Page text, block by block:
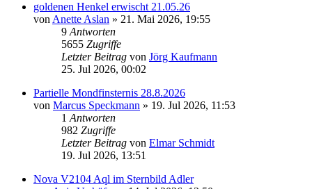
goldenen Henkel erwischt 21.05.26
von Anette Aslan » 21. Mai 2026, 19:55
9 Antworten
5655 Zugriffe
Letzter Beitrag von Jörg Kaufmann
25. Jul 2026, 00:02
Partielle Mondfinsternis 28.8.2026
von Marcus Speckmann » 19. Jul 2026, 11:53
1 Antworten
982 Zugriffe
Letzter Beitrag von Elmar Schmidt
19. Jul 2026, 13:51
Nova V2104 Aql im Sternbild Adler